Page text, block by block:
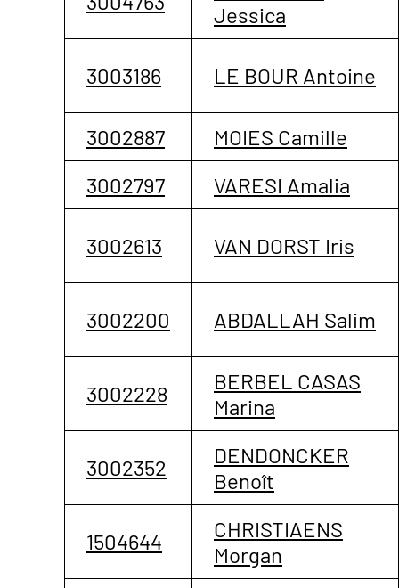
Jessica
3003186 LE BOUR Antoine
3002887
MOIES Camille
3002797
VARESI Amalia
3002613 VAN DORST Iris
3002200 ABDALLAH Salim
3002228
BERBEL CASAS
Marina
3002352
DENDONCKER
Benoît
1504644
CHRISTIAENS
Morgan